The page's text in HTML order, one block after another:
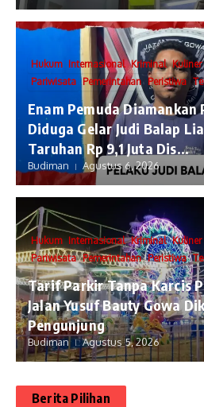
Hukum Internasional Kriminal Kuliner
Pariwisata Pemerintahan Peristiwa
Enam Pemuda Diamankan
Diduga Gelar Judi Balap
Taruhan Rp 9,1 Juta Dis...
Budiman Agustus 6, 2026
Hukum Internasional Kriminal Kuliner
Pariwisata Pemerintahan Peristiwa
Tarif Parkir Tanpa Karcis
Jalan Yusuf Bauty Gowa
Pengunjung
Budiman Agustus 5, 2026
Berita Pilihan